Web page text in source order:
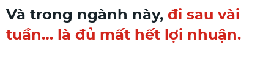
Và trong ngành này, đi sau vài
tuần… là đủ mất hết lợi nhuận.